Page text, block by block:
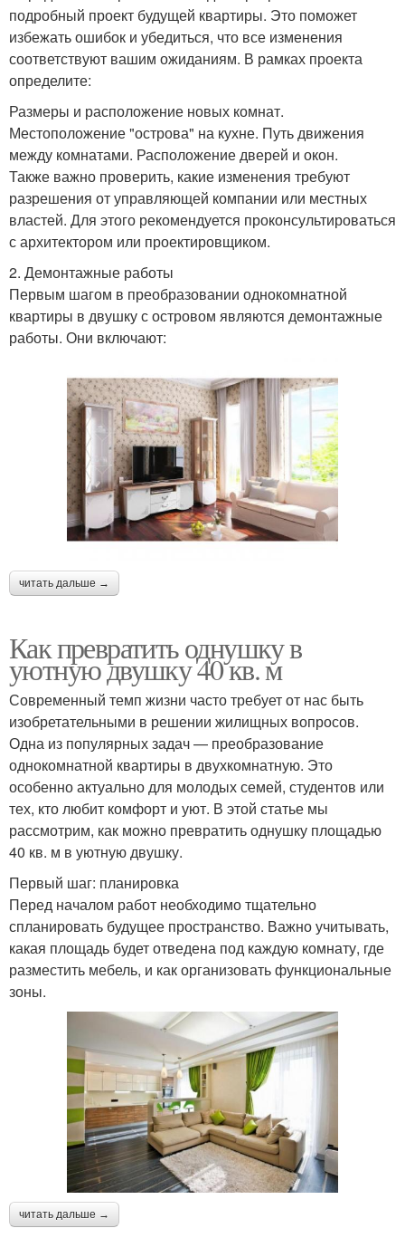
подробный проект будущей квартиры. Это поможет
избежать ошибок и убедиться, что все изменения
соответствуют вашим ожиданиям. В рамках проекта
определите:
Размеры и расположение новых комнат.
Местоположение "острова" на кухне. Путь движения
между комнатами. Расположение дверей и окон.
Также важно проверить, какие изменения требуют
разрешения от управляющей компании или местных
властей. Для этого рекомендуется проконсультироваться
с архитектором или проектировщиком.
2. Демонтажные работы
Первым шагом в преобразовании однокомнатной
квартиры в двушку с островом являются демонтажные
работы. Они включают:
читать дальше →
Как превратить однушку в
уютную двушку 40 кв. м
Современный темп жизни часто требует от нас быть
изобретательными в решении жилищных вопросов.
Одна из популярных задач — преобразование
однокомнатной квартиры в двухкомнатную. Это
особенно актуально для молодых семей, студентов или
тех, кто любит комфорт и уют. В этой статье мы
рассмотрим, как можно превратить однушку площадью
40 кв. м в уютную двушку.
Первый шаг: планировка
Перед началом работ необходимо тщательно
спланировать будущее пространство. Важно учитывать,
какая площадь будет отведена под каждую комнату, где
разместить мебель, и как организовать функциональные
зоны.
читать дальше →